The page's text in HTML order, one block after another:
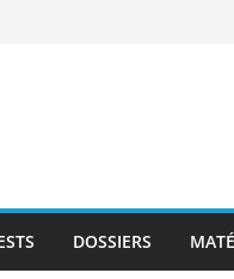
DOSSIERS